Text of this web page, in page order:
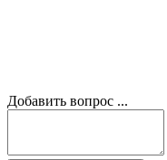
Добавить вопрос ...